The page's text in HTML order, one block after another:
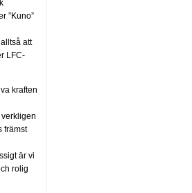
”Kuno”
att
LFC-
kraften
främst
är vi
rolig